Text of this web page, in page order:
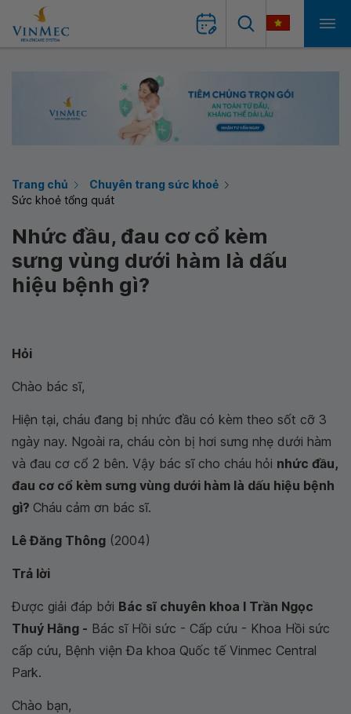
Trang chủ
Chuyên trang sức khoẻ
Sức khoẻ tổng quát
Nhức đầu, đau cơ cổ kèm
sưng vùng dưới hàm là dấu
hiệu bệnh gì?
Hỏi
Chào bác sĩ,
Hiện tại, cháu đang bị nhức đầu có kèm theo sốt cỡ 3
ngày nay. Ngoài ra, cháu còn bị hơi sưng nhẹ dưới hàm
và đau cơ cổ 2 bên. Vậy bác sĩ cho cháu hỏi nhức đầu,
đau cơ cổ kèm sưng vùng dưới hàm là dấu hiệu bệnh
gì? Cháu cảm ơn bác sĩ.
Lê Đăng Thông (2004)
Trả lời
Được giải đáp bởi Bác sĩ chuyên khoa I Trần Ngọc
Thuý Hằng - Bác sĩ Hồi sức - Cấp cứu - Khoa Hồi sức
cấp cứu, Bệnh viện Đa khoa Quốc tế Vinmec Central
Park.
Chào bạn,